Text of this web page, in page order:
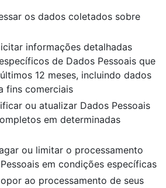
os dados coletados sobre
informações detalhadas
de Dados Pessoais que
12 meses, incluindo dados
fins comerciais
ou atualizar Dados Pessoais
em determinadas
ou limitar o processamento
em condições específicas
ao processamento de seus